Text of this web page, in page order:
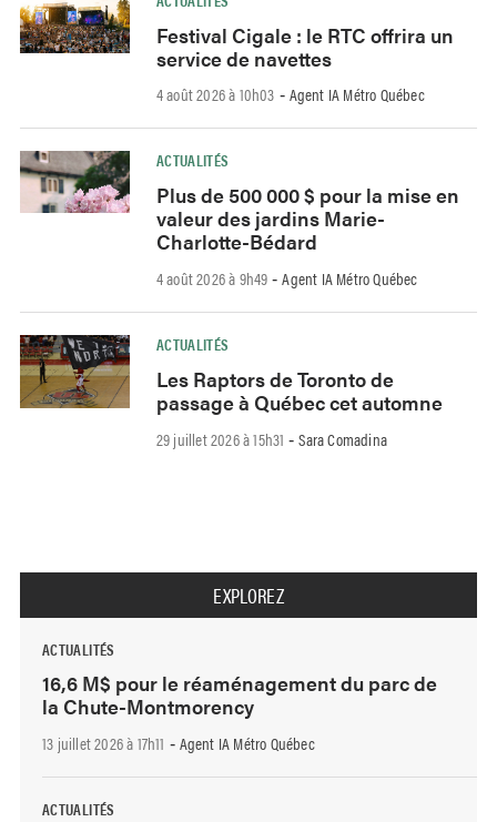
Festival Cigale : le RTC offrira un
service de navettes
4 août 2026 à 10h03 - Agent IA Métro Québec
ACTUALITÉS
Plus de 500 000 $ pour la mise en
valeur des jardins Marie-
Charlotte-Bédard
4 août 2026 à 9h49 -Agent IA Métro Québec
ACTUALITÉS
Les Raptors de Toronto de
passage à Québec cet automne
29 juillet 2026 à 15h31 -Sara Comadina
EXPLOREZ
ACTUALITÉS
16,6 M$ pour le réaménagement du parc de
la Chute-Montmorency
13 juillet 2026 à 17h11 - Agent IA Métro Québec
ACTUALITÉS